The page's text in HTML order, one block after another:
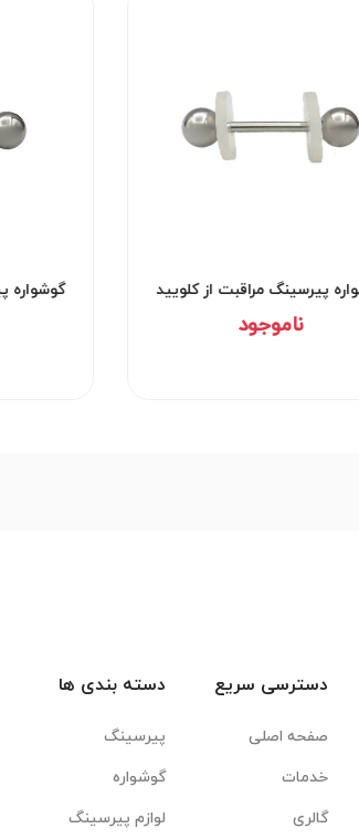
گوشواره پیرسینگ زنجیر کد۲۰۴۹
440,000 تومان
دسترسی سریع
صفحه اصلی
خدمات
گالری
دسته بندی ها
پیرسینگ
گوشواره
لوازم پیرسینگ